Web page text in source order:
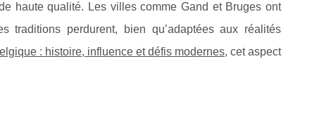
haute qualité. Les villes comme Gand et Bruges ont
traditions perdurent, bien qu’adaptées aux réalités
: histoire, influence et défis modernes, cet aspect